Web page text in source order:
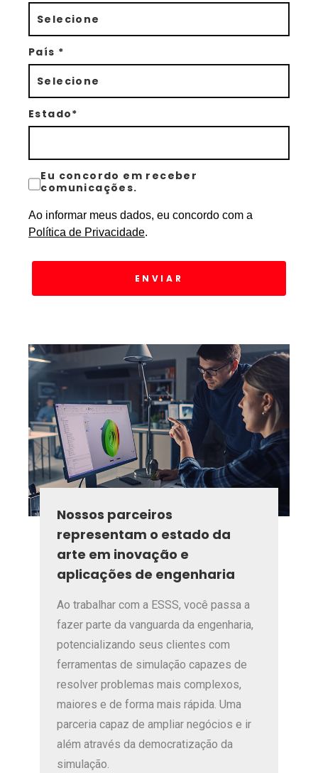
Nossos parceiros
representam o estado da
arte em inovação e
aplicações de engenharia
Ao trabalhar com a ESSS, você passa a
fazer parte da vanguarda da engenharia,
potencializando seus clientes com
ferramentas de simulação capazes de
resolver problemas mais complexos,
maiores e de forma mais rápida. Uma
parceria capaz de ampliar negócios e ir
além através da democratização da
simulação.
País *
Estado*
Eu concordo em receber
comunicações.
Ao informar meus dados, eu concordo com a
Política de Privacidade.
ENVIAR